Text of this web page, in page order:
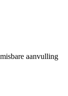
aanvulling